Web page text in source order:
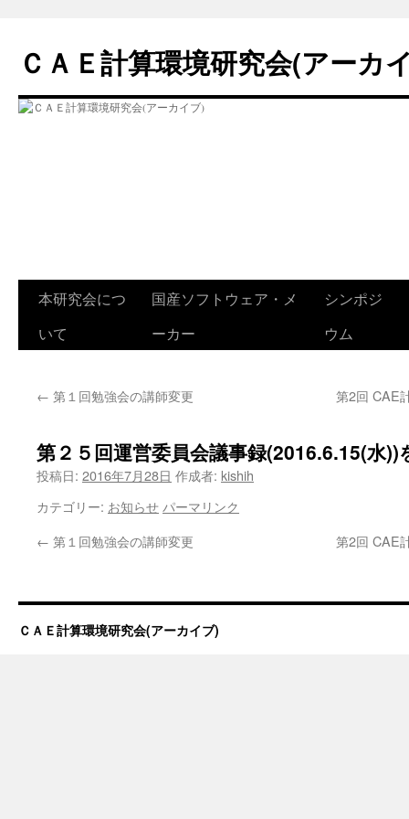
テ
ン
へ
ＣＡＥ計算環境研究会(アーカ
本研究会につ
いて
国産ソフトウェア・メ
ーカー
シンポジ
ウム
← 第１回勉強会の講師変更 第2回 CAE
第２５回運営委員会議事録(2016.6.15(水
投稿日: 2016年7月28日 作成者: kishih
カテゴリー: お知らせ パーマリンク
← 第１回勉強会の講師変更 第2回 CAE
ＣＡＥ計算環境研究会(アーカイブ)